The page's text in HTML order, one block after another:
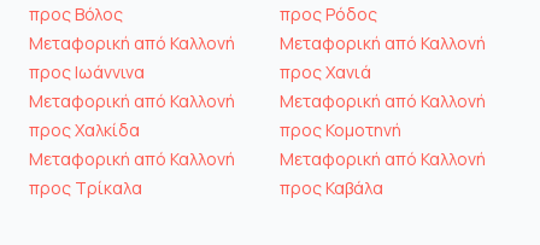
προς Βόλος
Μεταφορική από Καλλονή
προς Ιωάννινα
Μεταφορική από Καλλονή
προς Χαλκίδα
Μεταφορική από Καλλονή
προς Τρίκαλα
προς Ρόδος
Μεταφορική από Καλλονή
προς Χανιά
Μεταφορική από Καλλονή
προς Κομοτηνή
Μεταφορική από Καλλονή
προς Καβάλα